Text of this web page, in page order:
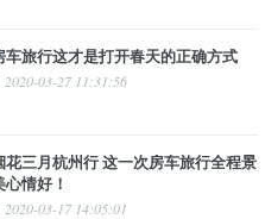
车旅行这才是打开春天的正确方式
2020-03-27 11:31:56
花三月杭州行 这一次房车旅行全程景
心情好！
2020-03-17 14:05:01